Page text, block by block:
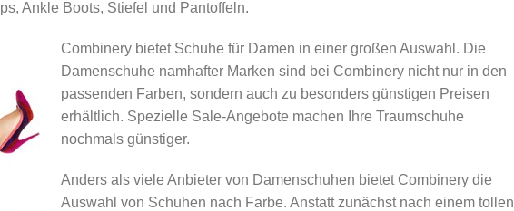
Ankle Boots, Stiefel und Pantoffeln.
Combinery bietet Schuhe für Damen in einer großen Auswahl. Die
Damenschuhe namhafter Marken sind bei Combinery nicht nur in den
passenden Farben, sondern auch zu besonders günstigen Preisen
erhältlich. Spezielle Sale-Angebote machen Ihre Traumschuhe
nochmals günstiger.
Anders als viele Anbieter von Damenschuhen bietet Combinery die
Auswahl von Schuhen nach Farbe. Anstatt zunächst nach einem tollen